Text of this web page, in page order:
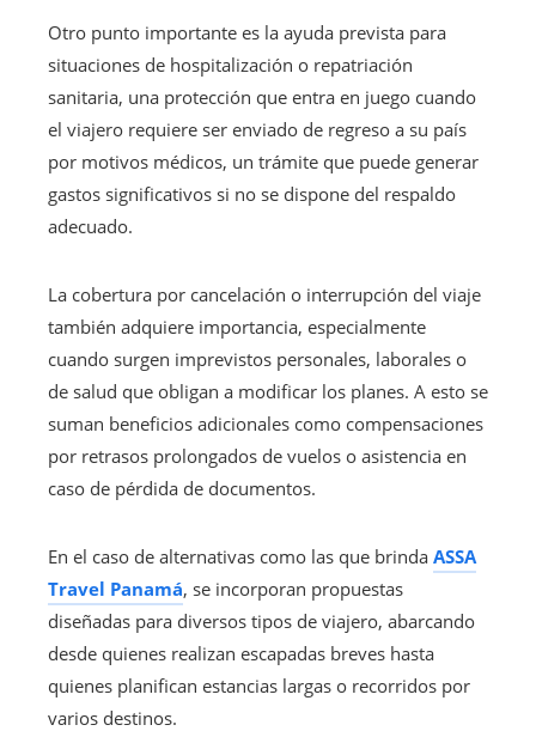
Otro punto importante es la ayuda prevista para
situaciones de hospitalización o repatriación
sanitaria, una protección que entra en juego cuando
el viajero requiere ser enviado de regreso a su país
por motivos médicos, un trámite que puede generar
gastos significativos si no se dispone del respaldo
adecuado.
La cobertura por cancelación o interrupción del viaje
también adquiere importancia, especialmente
cuando surgen imprevistos personales, laborales o
de salud que obligan a modificar los planes. A esto se
suman beneficios adicionales como compensaciones
por retrasos prolongados de vuelos o asistencia en
caso de pérdida de documentos.
En el caso de alternativas como las que brinda ASSA
Travel Panamá, se incorporan propuestas
diseñadas para diversos tipos de viajero, abarcando
desde quienes realizan escapadas breves hasta
quienes planifican estancias largas o recorridos por
varios destinos.